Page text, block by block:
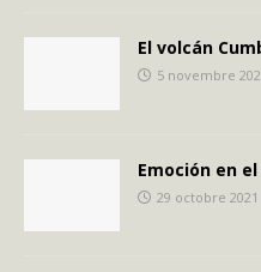
El volcán
5 novembre
Emoción en
29 octobre 2021